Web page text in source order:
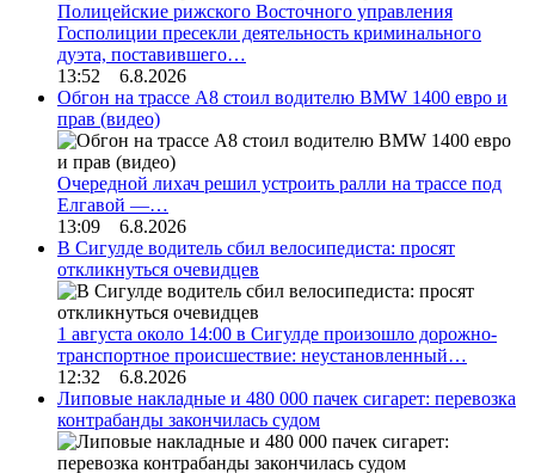
Полицейские рижского Восточного управления
Госполиции пресекли деятельность криминального
дуэта, поставившего…
13:52 6.8.2026
Обгон на трассе А8 стоил водителю BMW 1400 евро и
прав (видео)
Очередной лихач решил устроить ралли на трассе под
Елгавой —…
13:09 6.8.2026
В Сигулде водитель сбил велосипедиста: просят
откликнуться очевидцев
1 августа около 14:00 в Сигулде произошло дорожно-
транспортное происшествие: неустановленный…
12:32 6.8.2026
Липовые накладные и 480 000 пачек сигарет: перевозка
контрабанды закончилась судом